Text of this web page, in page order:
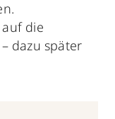
die
dazu später